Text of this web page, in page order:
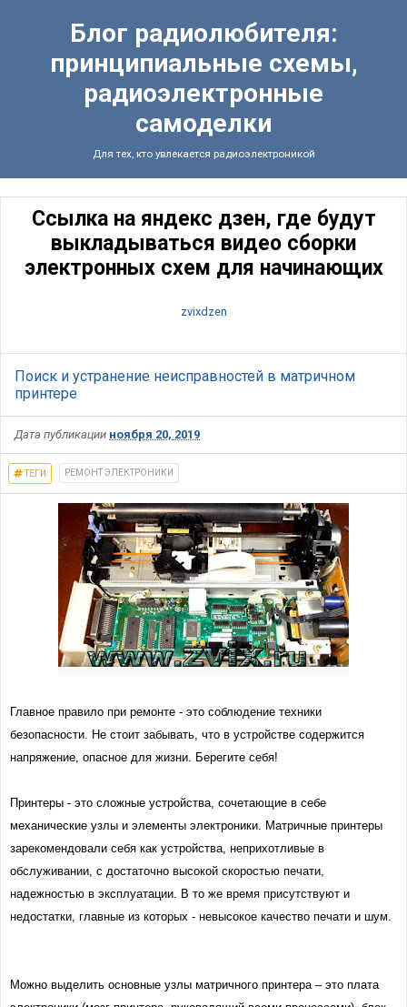
Блог радиолюбителя:
принципиальные схемы,
радиоэлектронные
самоделки
Для тех, кто увлекается радиоэлектроникой
Ссылка на яндекс дзен, где будут
выкладываться видео сборки
электронных схем для начинающих
zvixdzen
Поиск и устранение неисправностей в матричном
принтере
Дата публикации ноября 20, 2019
ТЕГИ РЕМОНТ ЭЛЕКТРОНИКИ
Главное правило при ремонте - это соблюдение техники
безопасности. Не стоит забывать, что в устройстве содержится
напряжение, опасное для жизни. Берегите себя!
Принтеры - это сложные устройства, сочетающие в себе
механические узлы и элементы электроники. Матричные принтеры
зарекомендовали себя как устройства, неприхотливые в
обслуживании, с достаточно высокой скоростью печати,
надежностью в эксплуатации. В то же время присутствуют и
недостатки, главные из которых - невысокое качество печати и шум.
Можно выделить основные узлы матричного принтера – это плата